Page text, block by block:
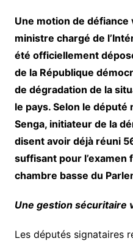
Une motion de
ministre chargé de
été officiellement
de la République
de dégradation de la
le pays. Selon le député
Senga, initiateur de la
disent avoir déjà réuni
suffisant pour l’examen
chambre basse du
Une gestion sécuritaire
Les députés signataires